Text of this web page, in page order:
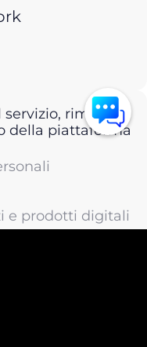
rimborsi
della piattaforma
e prodotti digitali